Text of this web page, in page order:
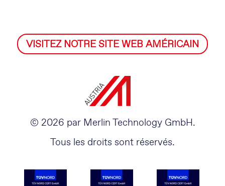
VISITEZ NOTRE SITE WEB AMÉRICAIN
© 2026 par Merlin Technology GmbH.
Tous les droits sont réservés.